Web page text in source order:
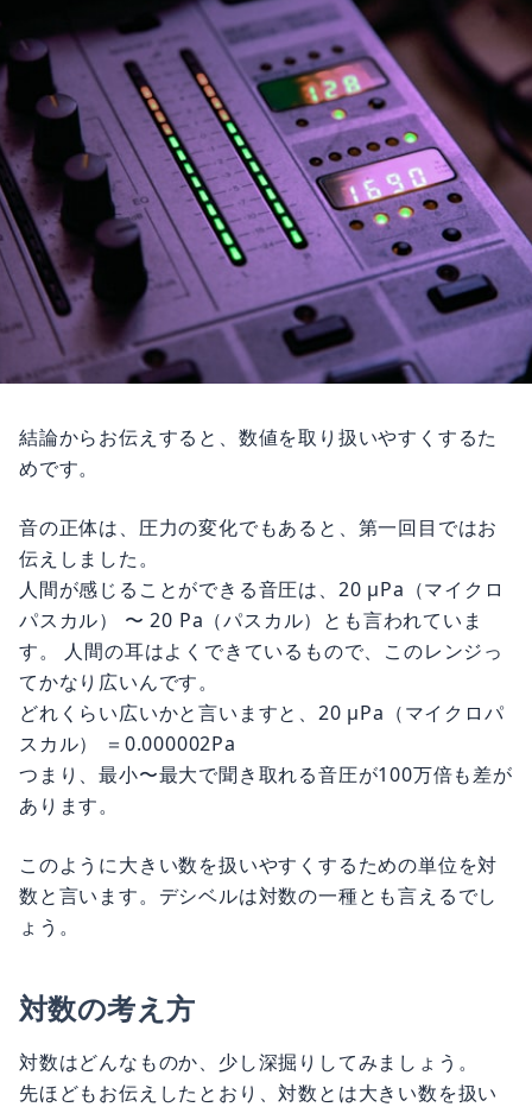
結論からお伝えすると、数値を取り扱いやすくするた
めです。
音の正体は、圧力の変化でもあると、第一回目ではお
伝えしました。
人間が感じることができる音圧は、20 μPa（マイクロ
パスカル） 〜 20 Pa（パスカル）とも言われていま
す。 人間の耳はよくできているもので、このレンジっ
てかなり広いんです。
どれくらい広いかと言いますと、20 μPa（マイクロパ
スカル） ＝0.000002Pa
つまり、最小〜最大で聞き取れる音圧が100万倍も差が
あります。
このように大きい数を扱いやすくするための単位を対
数と言います。デシベルは対数の一種とも言えるでし
ょう。
対数の考え方
対数はどんなものか、少し深掘りしてみましょう。
先ほどもお伝えしたとおり、対数とは大きい数を扱い